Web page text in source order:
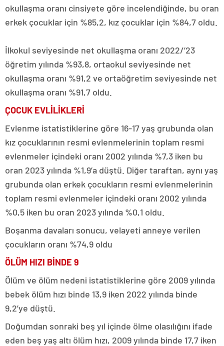
okullaşma oranı cinsiyete göre incelendiğinde, bu oran
erkek çocuklar için %85,2, kız çocuklar için %84,7 oldu.
İlkokul seviyesinde net okullaşma oranı 2022/’23
öğretim yılında %93,8, ortaokul seviyesinde net
okullaşma oranı %91,2 ve ortaöğretim seviyesinde net
okullaşma oranı %91,7 oldu.
ÇOCUK EVLİLİKLERİ
Evlenme istatistiklerine göre 16-17 yaş grubunda olan
kız çocuklarının resmi evlenmelerinin toplam resmi
evlenmeler içindeki oranı 2002 yılında %7,3 iken bu
oran 2023 yılında %1,9’a düştü. Diğer taraftan, aynı yaş
grubunda olan erkek çocukların resmi evlenmelerinin
toplam resmi evlenmeler içindeki oranı 2002 yılında
%0,5 iken bu oran 2023 yılında %0,1 oldu.
Boşanma davaları sonucu, velayeti anneye verilen
çocukların oranı %74,9 oldu
ÖLÜM HIZI BİNDE 9
Ölüm ve ölüm nedeni istatistiklerine göre 2009 yılında
bebek ölüm hızı binde 13,9 iken 2022 yılında binde
9,2’ye düştü.
Doğumdan sonraki beş yıl içinde ölme olasılığını ifade
eden beş yaş altı ölüm hızı, 2009 yılında binde 17,7 iken